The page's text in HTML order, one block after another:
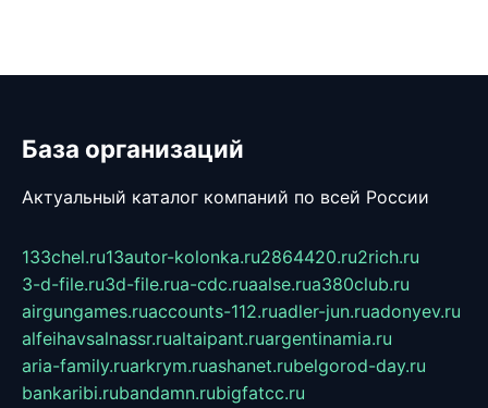
База организаций
Актуальный каталог компаний по всей России
133chel.ru13autor-kolonka.ru2864420.ru2rich.ru
3-d-file.ru3d-file.rua-cdc.ruaalse.rua380club.ru
airgungames.ruaccounts-112.ruadler-jun.ruadonyev.ru
alfeihavsalnassr.rualtaipant.ruargentinamia.ru
aria-family.ruarkrym.ruashanet.rubelgorod-day.ru
bankaribi.rubandamn.rubigfatcc.ru